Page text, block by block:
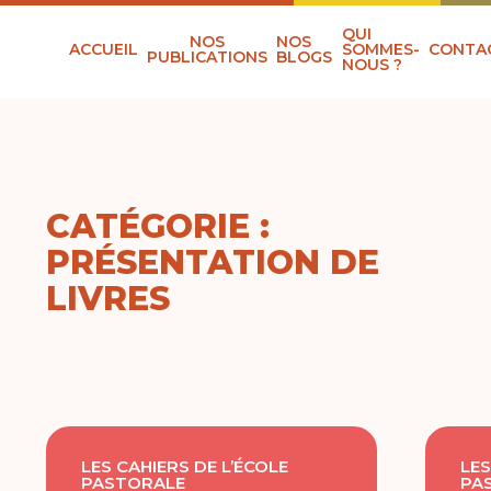
ACCUEIL NOS
PUBLICATIONS
NOS
BLOGS
QUI
SOMMES-
NOUS ?
CATÉGORIE :
PRÉSENTATION DE
LIVRES
LES CAHIERS DE L’ÉCOLE
PASTORALE